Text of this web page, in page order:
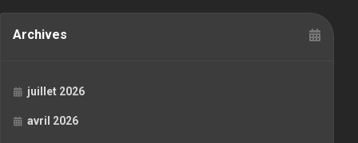
Archives
juillet 2026
avril 2026